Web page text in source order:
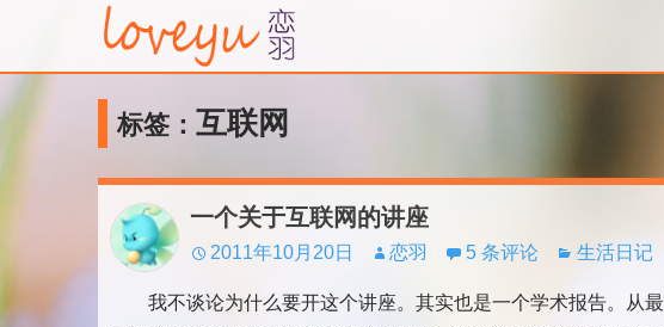
标签： 互联网
一个关于互联网的讲座
2011年10月20日 恋羽 5 条评论 生活日记
我不谈论为什么要开这个讲座。其实也是一个学术报告。从最